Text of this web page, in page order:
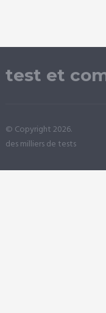
test et
© Copyright 2026.
des milliers de tests